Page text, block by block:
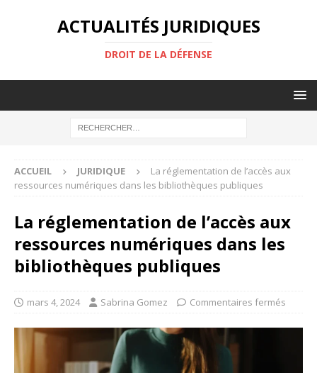
ACTUALITÉS JURIDIQUES
DROIT DE LA DÉFENSE
ACCUEIL JURIDIQUE
La réglementation de l’accès aux
ressources numériques dans les bibliothèques publiques
La réglementation de l’accès aux
ressources numériques dans les
bibliothèques publiques
mars 4, 2024 Sabrina Gomez Commentaires fermés